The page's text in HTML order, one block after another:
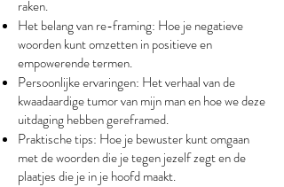
raken.
Het belang van re-framing: Hoe je negatieve
woorden kunt omzetten in positieve en
empowerende termen.
Persoonlijke ervaringen: Het verhaal van de
kwaadaardige tumor van mijn man en hoe we deze
uitdaging hebben gereframed.
Praktische tips: Hoe je bewuster kunt omgaan
met de woorden die je tegen jezelf zegt en de
plaatjes die je in je hoofd maakt.